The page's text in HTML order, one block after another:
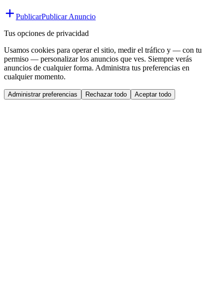
PublicarPublicar Anuncio
Tus opciones de privacidad
Usamos cookies para operar el sitio, medir el tráfico y — con tu
permiso — personalizar los anuncios que ves. Siempre verás
anuncios de cualquier forma. Administra tus preferencias en
cualquier momento.
Administrar preferencias Rechazar todo Aceptar todo